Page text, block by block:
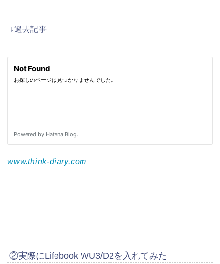
↓過去記事
www.think-diary.com
②実際にLifebook WU3/D2を入れてみた